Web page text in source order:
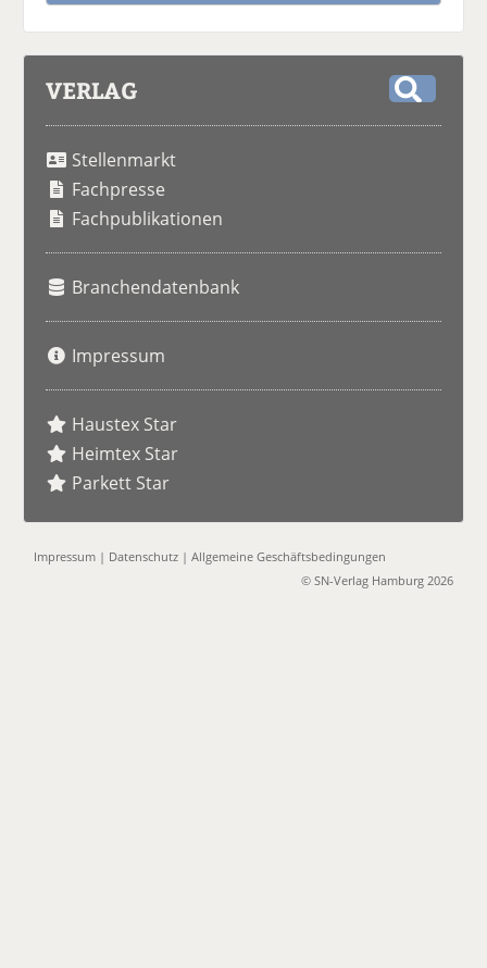
VERLAG
Stellenmarkt
Fachpresse
Fachpublikationen
Branchendatenbank
Impressum
Haustex Star
Heimtex Star
Parkett Star
Impressum | Datenschutz |Allgemeine Geschäftsbedingungen
© SN-Verlag Hamburg 2026